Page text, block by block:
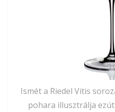
Ismét a Riedel Vitis
pohara illusztrálja